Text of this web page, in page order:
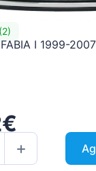
FABIA I 1999-2007